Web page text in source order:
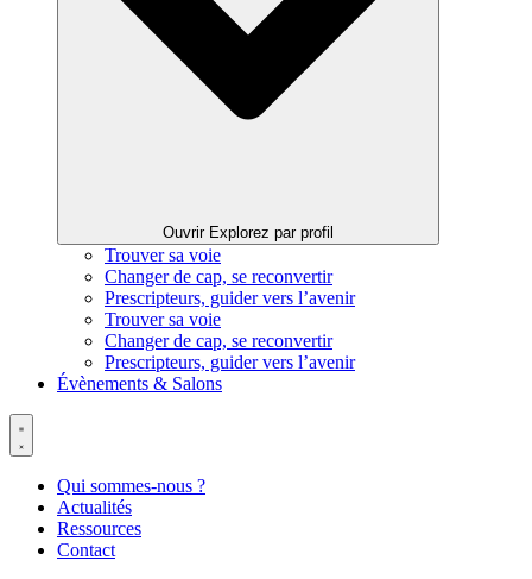
Ouvrir Explorez par profil
Trouver sa voie
Changer de cap, se reconvertir
Prescripteurs, guider vers l’avenir
Trouver sa voie
Changer de cap, se reconvertir
Prescripteurs, guider vers l’avenir
Évènements & Salons
Qui sommes-nous ?
Actualités
Ressources
Contact